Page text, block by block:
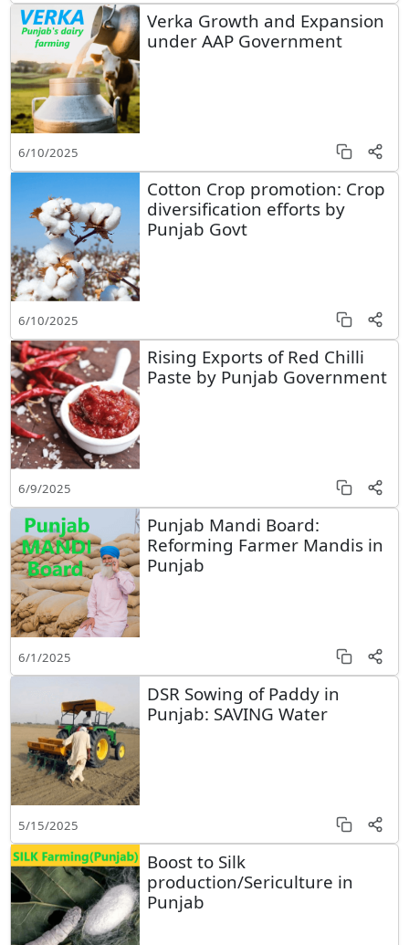
Verka Growth and Expansion
under AAP Government
6/10/2025
Cotton Crop promotion: Crop
diversification efforts by
Punjab Govt
6/10/2025
Rising Exports of Red Chilli
Paste by Punjab Government
6/9/2025
Punjab Mandi Board:
Reforming Farmer Mandis in
Punjab
6/1/2025
DSR Sowing of Paddy in
Punjab: SAVING Water
5/15/2025
Boost to Silk
production/Sericulture in
Punjab